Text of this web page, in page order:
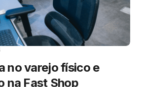
no varejo físico e
na Fast Shop